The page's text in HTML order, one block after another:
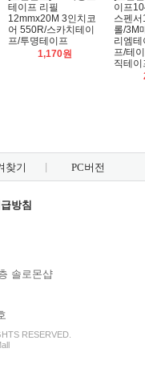
테이프 리필
12mmx20M 3인치코
어 550R/스카치테이
프/투명테이프
1,170원
이프
스펜
롤/3M
리엠
프/테
직테이
찾기 PC버전
방침
솔로몬샵
RESERVED.